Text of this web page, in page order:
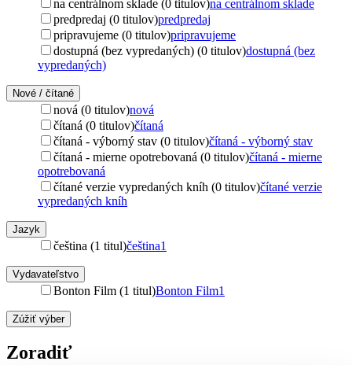
na centrálnom sklade (0 titulov)na centrálnom sklade
predpredaj (0 titulov)predpredaj
pripravujeme (0 titulov)pripravujeme
dostupná (bez vypredaných) (0 titulov)dostupná (bez
vypredaných)
Nové / čítané
nová (0 titulov)nová
čítaná (0 titulov)čítaná
čítaná - výborný stav (0 titulov)čítaná - výborný stav
čítaná - mierne opotrebovaná (0 titulov)čítaná - mierne
opotrebovaná
čítané verzie vypredaných kníh (0 titulov)čítané verzie
vypredaných kníh
Jazyk
čeština (1 titul)čeština1
Vydavateľstvo
Bonton Film (1 titul)Bonton Film1
Zúžiť výber
Zoradiť